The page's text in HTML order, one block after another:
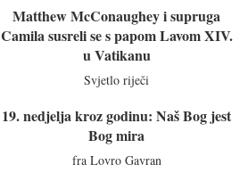
Matthew McConaughey i supruga
Camila susreli se s papom Lavom XIV.
u Vatikanu
Svjetlo riječi
19. nedjelja kroz godinu: Naš Bog jest
Bog mira
fra Lovro Gavran